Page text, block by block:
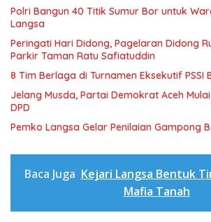
Polri Bangun 40 Titik Sumur Bor untuk
Langsa
Peringati Hari Didong, Pagelaran Didong
Parkir Taman Ratu Safiatuddin
8 Tim Berlaga di Turnamen Eksekutif PSSI
Jelang Musda, Partai Demokrat Aceh
DPD
Pemko Langsa Gelar Penilaian Gampong
Baca Juga Kejari Langsa Bentuk
Mafia Tanah